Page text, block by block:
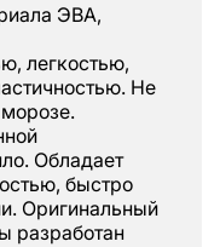
ЭВА,
легкостью,
Не
Обладает
быстро
Оригинальный
разработан